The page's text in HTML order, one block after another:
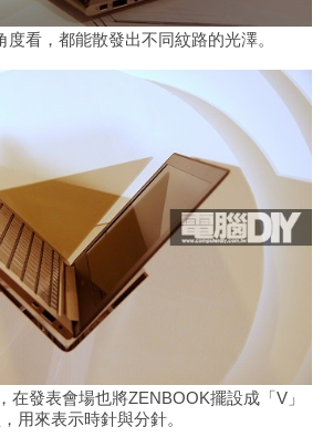
看，都能散發出不同紋路的光澤。
在發表會場也將ZENBOOK擺設成「V」
用來表示時針與分針。